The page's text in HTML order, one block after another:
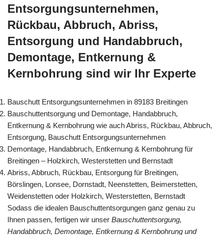
Entsorgungsunternehmen,
Rückbau, Abbruch, Abriss,
Entsorgung und Handabbruch,
Demontage, Entkernung &
Kernbohrung sind wir Ihr Experte
Bauschutt Entsorgungsunternehmen in 89183 Breitingen
Bauschuttentsorgung und Demontage, Handabbruch,
Entkernung & Kernbohrung wie auch Abriss, Rückbau, Abbruch,
Entsorgung, Bauschutt Entsorgungsunternehmen
Demontage, Handabbruch, Entkernung & Kernbohrung für
Breitingen – Holzkirch, Westerstetten und Bernstadt
Abriss, Abbruch, Rückbau, Entsorgung für Breitingen,
Börslingen, Lonsee, Dornstadt, Neenstetten, Beimerstetten,
Weidenstetten oder Holzkirch, Westerstetten, Bernstadt
Sodass die idealen Bauschuttentsorgungen ganz genau zu
Ihnen passen, fertigen wir unser Bauschuttentsorgung,
Handabbruch, Demontage, Entkernung & Kernbohrung und